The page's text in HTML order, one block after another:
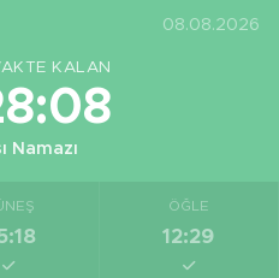
08.08.2026
KALAN
Namazı
ÖĞLE
12:29